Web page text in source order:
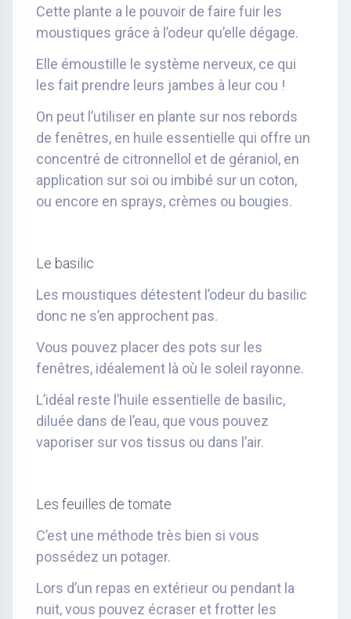
Cette plante a le pouvoir de faire fuir les
moustiques grâce à l’odeur qu’elle dégage.
Elle émoustille le système nerveux, ce qui
les fait prendre leurs jambes à leur cou !
On peut l’utiliser en plante sur nos rebords
de fenêtres, en huile essentielle qui offre un
concentré de citronnellol et de géraniol, en
application sur soi ou imbibé sur un coton,
ou encore en sprays, crèmes ou bougies.
Le basilic
Les moustiques détestent l’odeur du basilic
donc ne s’en approchent pas.
Vous pouvez placer des pots sur les
fenêtres, idéalement là où le soleil rayonne.
L’idéal reste l’huile essentielle de basilic,
diluée dans de l’eau, que vous pouvez
vaporiser sur vos tissus ou dans l’air.
Les feuilles de tomate
C’est une méthode très bien si vous
possédez un potager.
Lors d’un repas en extérieur ou pendant la
nuit, vous pouvez écraser et frotter les